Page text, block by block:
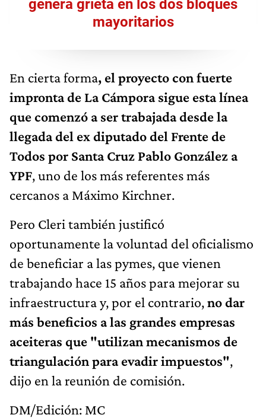
genera grieta en los dos bloques
mayoritarios
En cierta forma, el proyecto con fuerte
impronta de La Cámpora sigue esta línea
que comenzó a ser trabajada desde la
llegada del ex diputado del Frente de
Todos por Santa Cruz Pablo González a
YPF, uno de los más referentes más
cercanos a Máximo Kirchner.
Pero Cleri también justificó
oportunamente la voluntad del oficialismo
de beneficiar a las pymes, que vienen
trabajando hace 15 años para mejorar su
infraestructura y, por el contrario,no dar
más beneficios a las grandes empresas
aceiteras que "utilizan mecanismos de
triangulación para evadir impuestos",
dijo en la reunión de comisión.
DM/Edición: MC